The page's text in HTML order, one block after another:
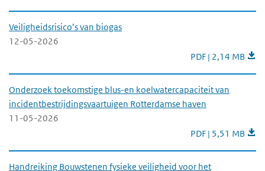
Veiligheidsrisico’s van biogas
12-05-2026
Veiligheidsrisico’s
PDF | 2,14 MB
Onderzoek toekomstige blus-en koelwatercapaciteit van
incidentbestrijdingsvaartuigen Rotterdamse haven
11-05-2026
Onderzoek
PDF | 5,51 MB
Handreiking Bouwstenen fysieke veiligheid voor het